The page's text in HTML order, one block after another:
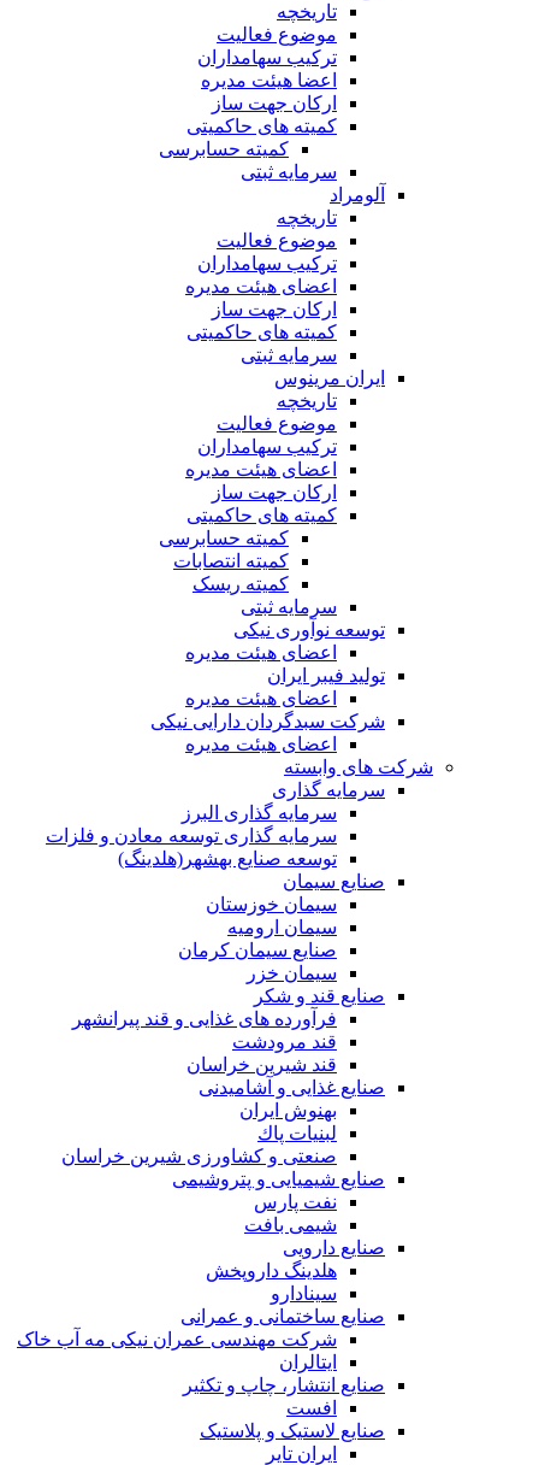
تاریخچه
موضوع فعالیت
ترکیب سهامداران
اعضا هیئت مدیره
ارکان جهت ساز
کمیته های حاکمیتی
کمیته حسابرسی
سرمایه ثبتی
آلومراد
تاریخچه
موضوع فعالیت
ترکیب سهامداران
اعضای هیئت مدیره
ارکان جهت ساز
کمیته های حاکمیتی
سرمایه ثبتی
ایران مرینوس
تاریخچه
موضوع فعالیت
ترکیب سهامداران
اعضای هیئت مدیره
ارکان جهت ساز
کمیته های حاکمیتی
کمیته حسابرسی
کمیته انتصابات
کمیته ریسک
سرمایه ثبتی
توسعه نوآوری نیکی
اعضای هیئت مدیره
تولید فیبر ایران
اعضای هیئت مدیره
شرکت سبدگردان دارایی نیکی
اعضای هیئت مدیره
شرکت های وابسته
سرمایه گذاری
سرمایه گذاری البرز
سرمایه گذاری توسعه معادن و فلزات
توسعه‌ صنایع‌ بهشهر(هلدینگ)
صنایع سیمان
سیمان خوزستان
سیمان ارومیه
صنایع سیمان کرمان
سیمان خزر
صنایع قند و شکر
فرآورده های غذایی و قند پیرانشهر
قند مرودشت
قند شیرین خراسان
صنایع غذايی و آشاميدنی
بهنوش ایران
لبنيات پاك
صنعتی و کشاورزی شیرین خراسان
صنایع شیمیایی و پتروشیمی
نفت پارس
شیمی بافت
صنایع دارویی
هلدینگ داروپخش
سینادارو
صنایع ساختمانی و عمرانی
شرکت مهندسی عمران نیکی مه آب خاک
ایتالران
صنایع انتشار، چاپ و تکثير
افست
صنایع لاستیک و پلاستیک
ایران تایر